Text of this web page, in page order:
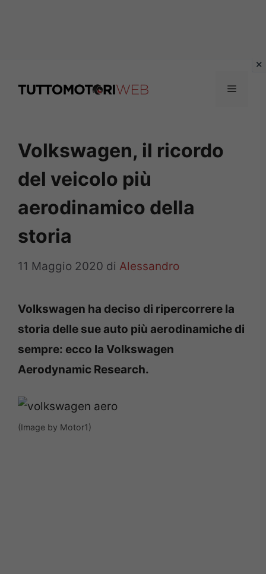
Menu
Volkswagen, il ricordo
del veicolo più
aerodinamico della
storia
11 Maggio 2020 di Alessandro
Volkswagen ha deciso di ripercorrere la
storia delle sue auto più aerodinamiche di
sempre: ecco la Volkswagen
Aerodynamic Research.
(Image by Motor1)